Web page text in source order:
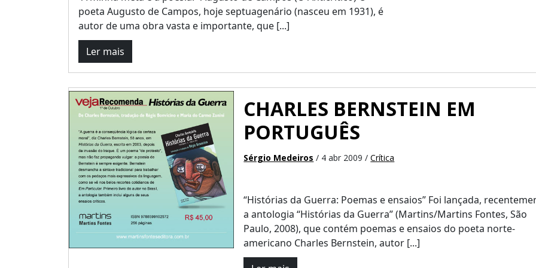
poeta Augusto de Campos, hoje septuagenário (nasceu em 1931), é
autor de uma obra vasta e importante, que [...]
Ler mais
CHARLES BERNSTEIN EM
PORTUGUÊS
Sérgio Medeiros / 4 abr 2009 /Crítica
“Histórias da Guerra: Poemas e ensaios” Foi lançada,
a antologia “Histórias da Guerra” (Martins/Martins Fontes, São
Paulo, 2008), que contém poemas e ensaios do poeta norte-
americano Charles Bernstein, autor [...]